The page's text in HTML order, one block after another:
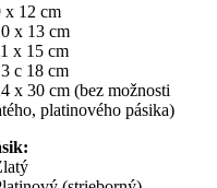
x 12 cm
x 13 cm
x 15 cm
c 18 cm
x 30 cm (bez možnosti
platinového pásika)